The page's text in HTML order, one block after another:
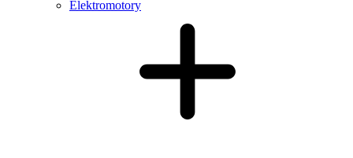
Elektromotory